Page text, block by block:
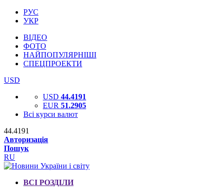
РУС
УКР
ВІДЕО
ФОТО
НАЙПОПУЛЯРНІШІ
СПЕЦПРОЕКТИ
USD
USD 44.4191
EUR 51.2905
Всі курси валют
44.4191
Авторизація
Пошук
RU
ВСІ РОЗДІЛИ